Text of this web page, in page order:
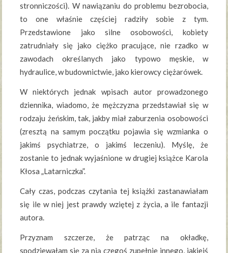
stronniczości). W nawiązaniu do problemu bezrobocia,
to one właśnie częściej radziły sobie z tym.
Przedstawione jako silne osobowości, kobiety
zatrudniały się jako ciężko pracujące, nie rzadko w
zawodach określanych jako typowo męskie, w
hydraulice, w budownictwie, jako kierowcy ciężarówek.
W niektórych jednak wpisach autor prowadzonego
dziennika, wiadomo, że mężczyzna przedstawiał się w
rodzaju żeńskim, tak, jakby miał zaburzenia osobowości
(zresztą na samym początku pojawia się wzmianka o
jakimś psychiatrze, o jakimś leczeniu). Myślę, że
zostanie to jednak wyjaśnione w drugiej książce Karola
Kłosa „Latarniczka”.
Cały czas, podczas czytania tej książki zastanawiałam
się ile w niej jest prawdy wziętej z życia, a ile fantazji
autora.
Przyznam szczerze, że patrząc na okładkę,
spodziewałam się za nią czegoś zupełnie innego, jakiejś